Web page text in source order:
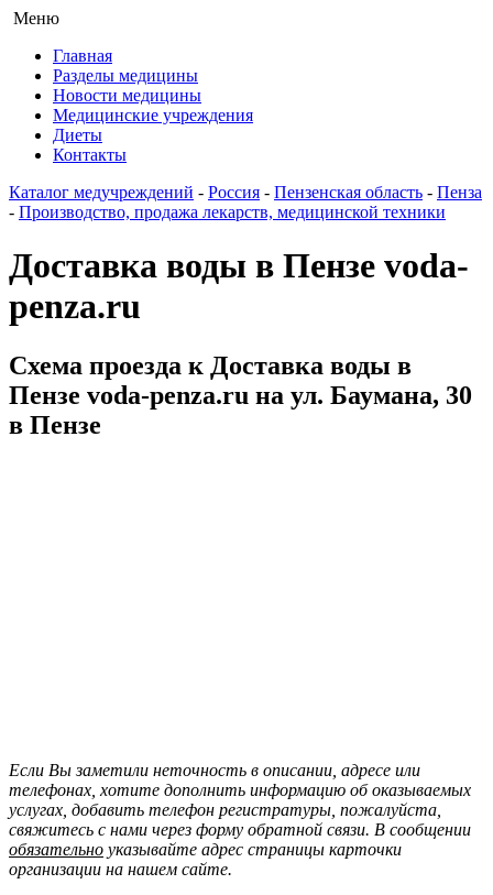
Меню
Главная
Разделы медицины
Новости медицины
Медицинские учреждения
Диеты
Контакты
Каталог медучреждений - Россия - Пензенская область - Пенза
- Производство, продажа лекарств, медицинской техники
Доставка воды в Пензе voda-
penza.ru
Схема проезда к Доставка воды в
Пензе voda-penza.ru на ул. Баумана, 30
в Пензе
Если Вы заметили неточность в описании, адресе или
телефонах, хотите дополнить информацию об оказываемых
услугах, добавить телефон регистратуры, пожалуйста,
свяжитесь с нами через форму обратной связи. В сообщении
обязательно указывайте адрес страницы карточки
организации на нашем сайте.